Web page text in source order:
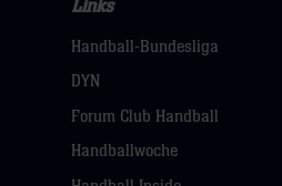
Navigation
öffnen,
dann
klicken
Links
Handball-Bundesliga
DYN
Forum Club Handball
Handballwoche